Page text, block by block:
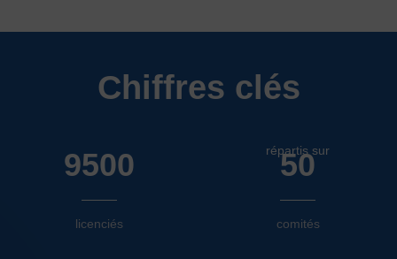
Chiffres clés
9500
licenciés
répartis sur
50
comités